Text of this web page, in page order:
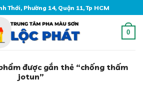
Thới, Phường 14, Quận 11, Tp HCM
0
được gắn thẻ “chống thấm
jotun”